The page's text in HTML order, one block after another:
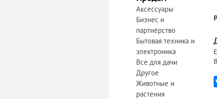
Аксессуары
Бизнес и
партнёрство
Бытовая техника и
электроника
Все для дачи
Другое
Животные и
растения